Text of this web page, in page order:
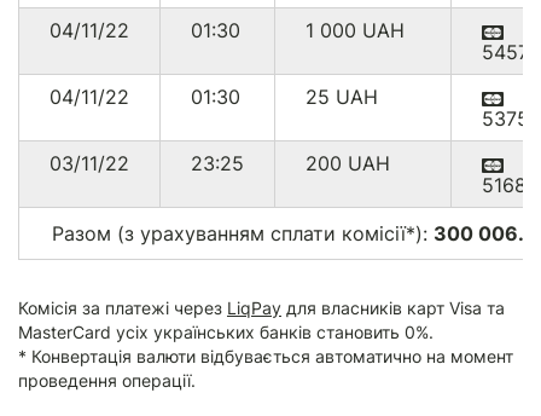
04/11/22
01:30 1 000 UAH
04/11/22
01:30 25 UAH
03/11/22
23:25 200 UAH
Разом (з урахуванням сплати комісії*): 300
Комісія за платежі через LiqPay для власників карт Visa та
MasterCard усіх українських банків становить 0%.
* Конвертація валюти відбувається автоматично на момент
проведення операції.